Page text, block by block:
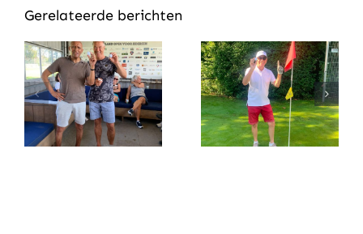
Gerelateerde berichten